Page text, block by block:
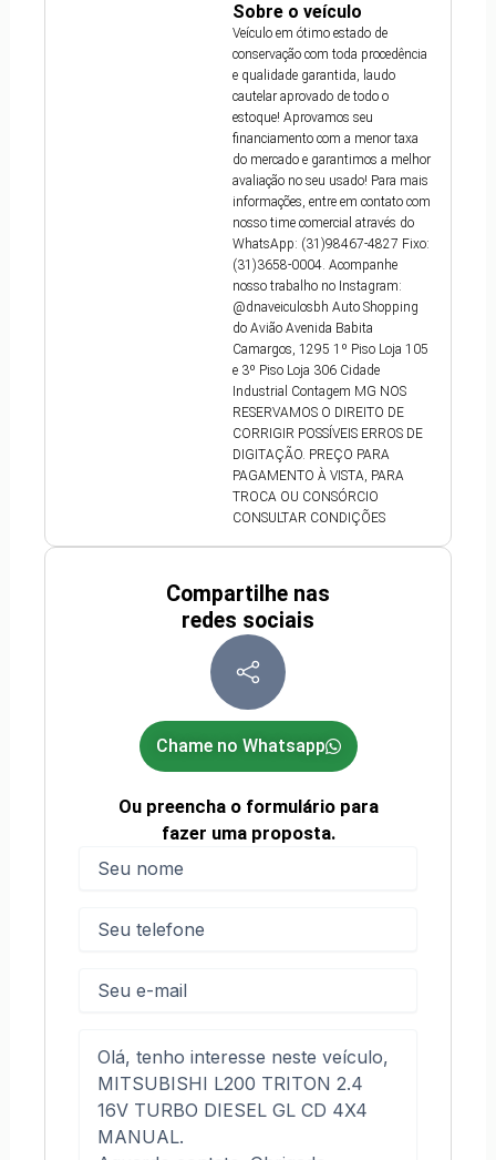
Sobre o veículo
Veículo em ótimo estado de
conservação com toda procedência
e qualidade garantida, laudo
cautelar aprovado de todo o
estoque! Aprovamos seu
financiamento com a menor taxa
do mercado e garantimos a melhor
avaliação no seu usado! Para mais
informações, entre em contato com
nosso time comercial através do
WhatsApp: (31)98467-4827 Fixo:
(31)3658-0004. Acompanhe
nosso trabalho no Instagram:
@dnaveiculosbh Auto Shopping
do Avião Avenida Babita
Camargos, 1295 1º Piso Loja 105
e 3º Piso Loja 306 Cidade
Industrial Contagem MG NOS
RESERVAMOS O DIREITO DE
CORRIGIR POSSÍVEIS ERROS DE
DIGITAÇÃO. PREÇO PARA
PAGAMENTO À VISTA, PARA
TROCA OU CONSÓRCIO
CONSULTAR CONDIÇÕES
Compartilhe nas
redes sociais
Chame no Whatsapp
Ou preencha o formulário para
fazer uma proposta.
mail